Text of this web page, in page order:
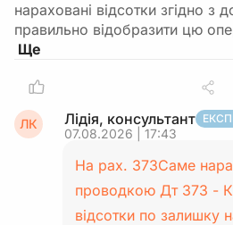
нараховані відсотки згідно з
правильно відобразити цю
ЛК Лідія, консультант
07.08.2026 | 17:43
На рах. 373Саме
проводкою Дт 373 -
відсотки по залишку